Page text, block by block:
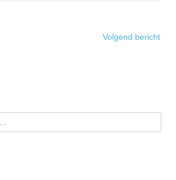
Volgend bericht